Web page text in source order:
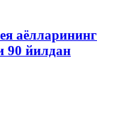
аёлларининг
90 йилдан